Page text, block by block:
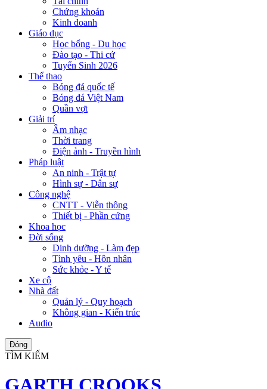
Chứng khoán
Kinh doanh
Giáo dục
Học bổng - Du học
Đào tạo - Thi cử
Tuyển Sinh 2026
Thể thao
Bóng đá quốc tế
Bóng đá Việt Nam
Quần vợt
Giải trí
Âm nhạc
Thời trang
Điện ảnh - Truyền hình
Pháp luật
An ninh - Trật tự
Hình sự - Dân sự
Công nghệ
CNTT - Viễn thông
Thiết bị - Phần cứng
Khoa học
Đời sống
Dinh dưỡng - Làm đẹp
Tình yêu - Hôn nhân
Sức khỏe - Y tế
Xe cộ
Nhà đất
Quản lý - Quy hoạch
Không gian - Kiến trúc
Audio
Đóng
TÌM KIẾM